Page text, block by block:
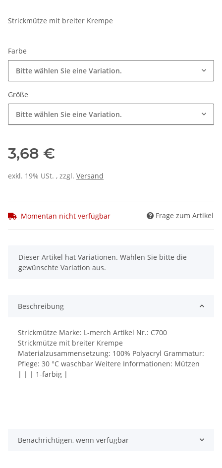
Strickmütze mit breiter Krempe
Farbe
Bitte wählen Sie eine Variation.
Größe
Bitte wählen Sie eine Variation.
3,68 €
exkl. 19% USt. , zzgl. Versand
Momentan nicht verfügbar Frage zum Artikel
x
Dieser Artikel hat Variationen. Wählen Sie bitte die
gewünschte Variation aus.
Beschreibung
Strickmütze Marke: L-merch Artikel Nr.: C700
Strickmütze mit breiter Krempe
Materialzusammensetzung: 100% Polyacryl Grammatur:
Pflege: 30 °C waschbar Weitere Informationen: Mützen
| | | 1-farbig |
Benachrichtigen, wenn verfügbar